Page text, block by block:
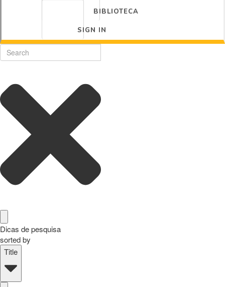
BIBLIOTECA
SIGN IN
Dicas de pesquisa
sorted by
Title